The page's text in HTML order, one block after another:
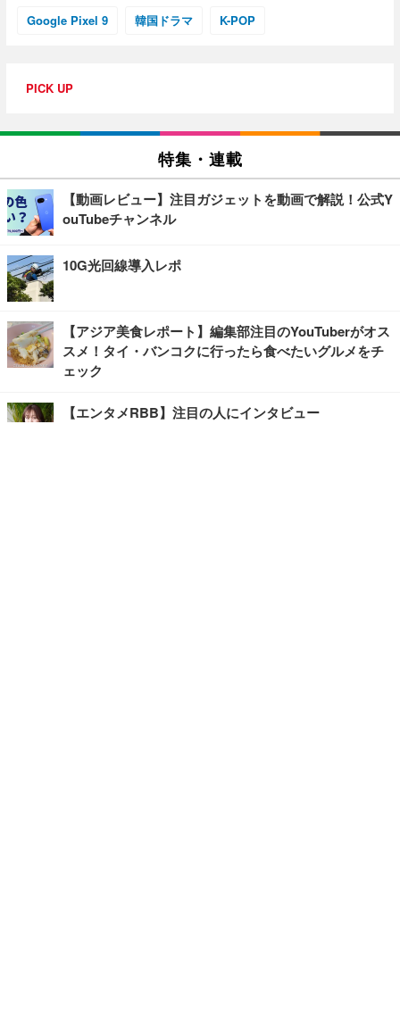
Google Pixel 9 韓国ドラマ K-POP
PICK UP
特集・連載
【動画レビュー】注目ガジェットを動画で解説！公式Y
ouTubeチャンネル
10G光回線導入レポ
【アジア美食レポート】編集部注目のYouTuberがオス
スメ！タイ・バンコクに行ったら食べたいグルメをチ
ェック
【エンタメRBB】注目の人にインタビュー